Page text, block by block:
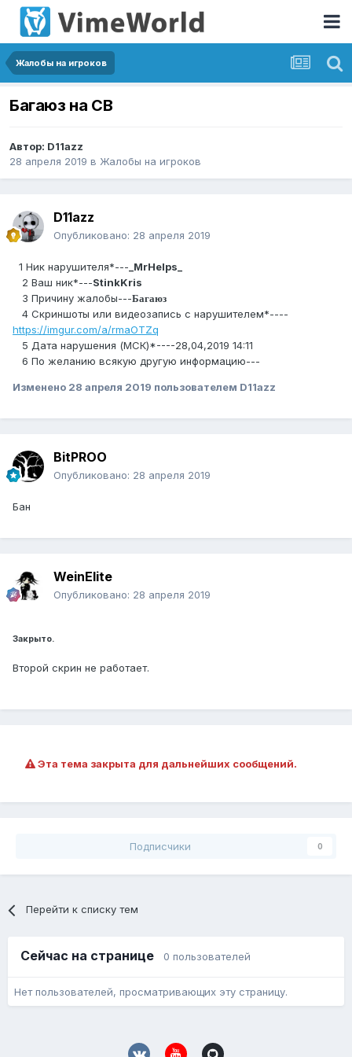
Жалобы на игроков
Багаюз на СВ
Автор: D11azz
28 апреля 2019 в Жалобы на игроков
D11azz
Опубликовано: 28 апреля 2019
1 Ник нарушителя*---_MrHelps_
2 Ваш ник*---StinkKris
3 Причину жалобы---Багаюз
4 Скриншоты или видеозапись с нарушителем*----
https://imgur.com/a/rmaOTZq
5 Дата нарушения (МСК)*----28,04,2019 14:11
6 По желанию всякую другую информацию---
Изменено 28 апреля 2019 пользователем D11azz
BitPROO
Опубликовано: 28 апреля 2019
Бан
WeinElite
Опубликовано: 28 апреля 2019
Закрыто.
Второй скрин не работает.
Эта тема закрыта для дальнейших сообщений.
Подписчики 0
Перейти к списку тем
Сейчас на странице 0 пользователей
Нет пользователей, просматривающих эту страницу.